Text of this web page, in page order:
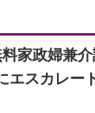
家政婦兼
エスカレー